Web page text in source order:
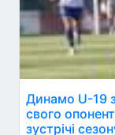
Динамо U-19
свого
зустрічі